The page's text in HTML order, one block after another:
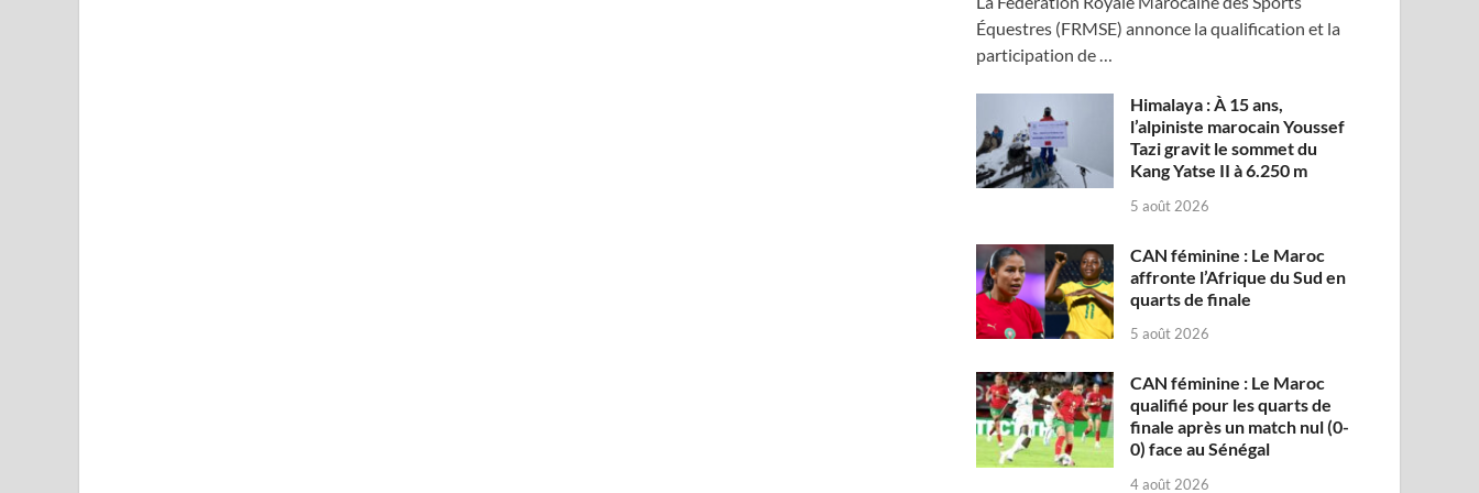
Équestres (FRMSE) annonce la qualification et la
participation de …
Himalaya : À 15 ans,
l’alpiniste marocain Youssef
Tazi gravit le sommet du
Kang Yatse II à 6.250 m
5 août 2026
CAN féminine : Le Maroc
affronte l’Afrique du Sud en
quarts de finale
5 août 2026
CAN féminine : Le Maroc
qualifié pour les quarts de
finale après un match nul (0-
0) face au Sénégal
4 août 2026